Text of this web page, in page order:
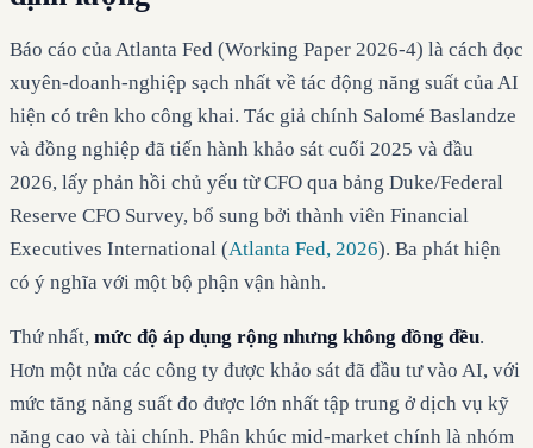
Báo cáo của Atlanta Fed (Working Paper 2026-4) là cách đọc
xuyên-doanh-nghiệp sạch nhất về tác động năng suất của AI
hiện có trên kho công khai. Tác giả chính Salomé Baslandze
và đồng nghiệp đã tiến hành khảo sát cuối 2025 và đầu
2026, lấy phản hồi chủ yếu từ CFO qua bảng Duke/Federal
Reserve CFO Survey, bổ sung bởi thành viên Financial
Executives International (Atlanta Fed, 2026). Ba phát hiện
có ý nghĩa với một bộ phận vận hành.
Thứ nhất, mức độ áp dụng rộng nhưng không đồng đều.
Hơn một nửa các công ty được khảo sát đã đầu tư vào AI, với
mức tăng năng suất đo được lớn nhất tập trung ở dịch vụ kỹ
năng cao và tài chính. Phân khúc mid-market chính là nhóm